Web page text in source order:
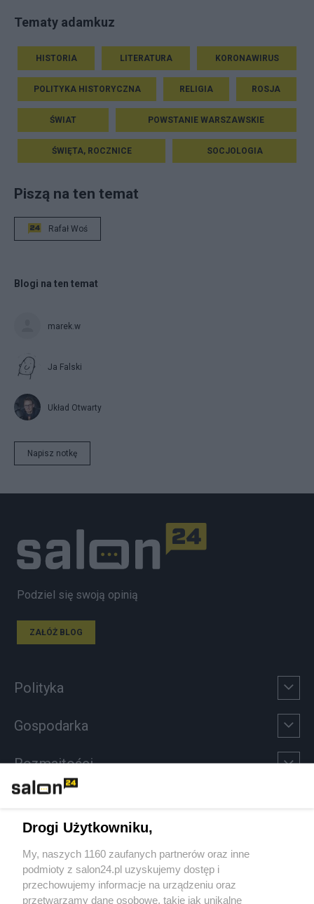
Tematy adamkuz
HISTORIA LITERATURA KORONAWIRUS
POLITYKA HISTORYCZNA RELIGIA ROSJA
ŚWIAT POWSTANIE WARSZAWSKIE
ŚWIĘTA, ROCZNICE SOCJOLOGIA
Piszą na ten temat
Rafał Woś
Blogi na ten temat
marek.w
Ja Falski
Układ Otwarty
Napisz notkę
Podziel się swoją opinią
ZAŁÓŻ BLOG
Polityka
Gospodarka
Rozmaitości
Sport
Społeczeństwo
Drogi Użytkowniku,
My, naszych 1160 zaufanych partnerów oraz inne
podmioty z salon24.pl uzyskujemy dostęp i
przechowujemy informacje na urządzeniu oraz
przetwarzamy dane osobowe, takie jak unikalne